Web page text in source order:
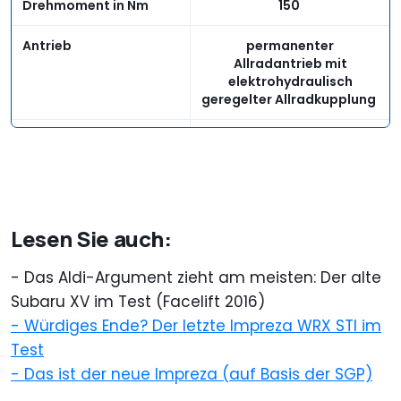
Drehmoment in Nm 150
Antrieb
permanenter
Allradantrieb mit
elektrohydraulisch
geregelter Allradkupplung
Wendekreis in m
Geländekompetenz
Bodenfreiheit in mm 220
Maße und Gewichte
Lesen Sie auch:
- Das Aldi-Argument zieht am meisten: Der alte
Subaru XV im Test (Facelift 2016)
- Würdiges Ende? Der letzte Impreza WRX STI im
Test
- Das ist der neue Impreza (auf Basis der SGP)